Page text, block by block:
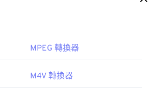
MPEG 轉換器
M4V 轉換器